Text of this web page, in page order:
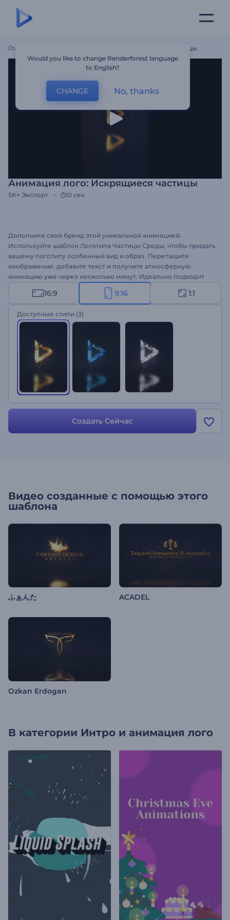
Главная Анимация Лого: Искрящиеся Частицы
Анимация лого: Искрящиеся частицы
5K+ Экспорт 10 сек
Дополните свой бренд этой уникальной анимацией.
Используйте шаблон Логотипа Частицы Среды, чтобы придать
вашему логотипу особенный вид и образ. Перетащите
изображение, добавьте текст и получите атмосферную
анимацию уже через несколько минут. Идеально подходит
для YouTube интро, ТВ рекламы и многого другого.
Выделяйтесь в толпе конкурентов. Попробуйте бесплатно!
16:9 9:16 1:1
Доступные стили (3)
Создать Сейчас
Видео созданные с помощью этого
шаблона
ふぁんた ACADEL
Ozkan Erdogan
В категории Интро и анимация лого
Would you like to change Renderforest language
to English?
CHANGE No, thanks